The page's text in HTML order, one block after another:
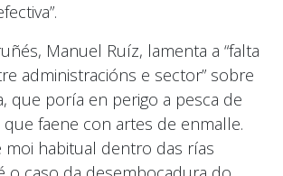
Manuel Ruíz, lamenta a “falta
administracións e sector” sobre
que poría en perigo a pesca de
faene con artes de enmalle.
moi habitual dentro das rías